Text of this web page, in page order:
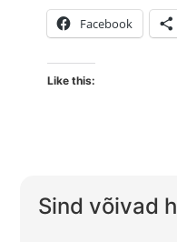
Facebook
Like this:
Sind võivad